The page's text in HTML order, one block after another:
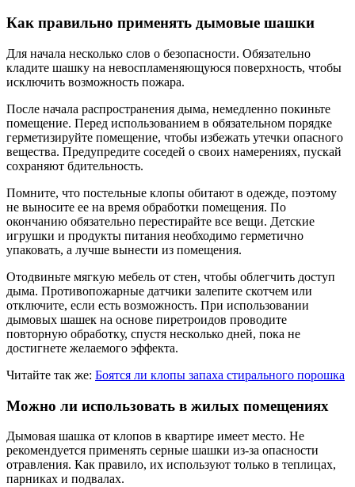
Как правильно применять дымовые шашки
Для начала несколько слов о безопасности. Обязательно
кладите шашку на невоспламеняющуюся поверхность, чтобы
исключить возможность пожара.
После начала распространения дыма, немедленно покиньте
помещение. Перед использованием в обязательном порядке
герметизируйте помещение, чтобы избежать утечки опасного
вещества. Предупредите соседей о своих намерениях, пускай
сохраняют бдительность.
Помните, что постельные клопы обитают в одежде, поэтому
не выносите ее на время обработки помещения. По
окончанию обязательно перестирайте все вещи. Детские
игрушки и продукты питания необходимо герметично
упаковать, а лучше вынести из помещения.
Отодвиньте мягкую мебель от стен, чтобы облегчить доступ
дыма. Противопожарные датчики залепите скотчем или
отключите, если есть возможность. При использовании
дымовых шашек на основе пиретроидов проводите
повторную обработку, спустя несколько дней, пока не
достигнете желаемого эффекта.
Читайте так же: Боятся ли клопы запаха стирального порошка
Можно ли использовать в жилых помещениях
Дымовая шашка от клопов в квартире имеет место. Не
рекомендуется применять серные шашки из-за опасности
отравления. Как правило, их используют только в теплицах,
парниках и подвалах.